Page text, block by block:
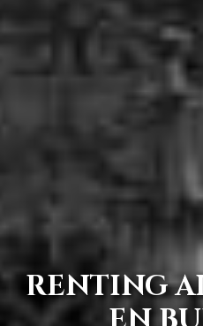
RENTING